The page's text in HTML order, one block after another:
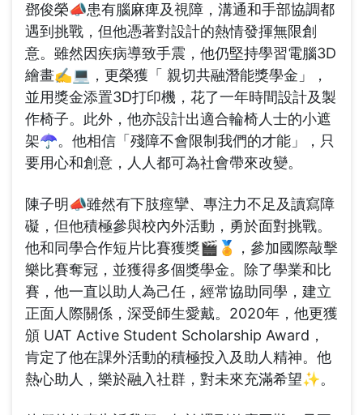
鄧俊榮📣患有腦麻痺及視障，溝通和手部協調都
遇到挑戰，但他憑著對設計的熱情發揮無限創
意。雖然因疾病導致手震，他仍堅持學習電腦3D
繪畫✍💻，更榮獲「 親切共融潛能獎學金」，
並用獎金添置3D打印機，花了一年時間設計及製
作椅子。此外，他亦設計出適合輪椅人士的小遮
架☂。他相信「殘障不會限制我們的才能」，只
要用心和創意，人人都可為社會帶來改變。
陳子明📣雖然有下肢痙攣、專注力不足及讀寫障
礙，但他積極參與校內外活動，勇於面對挑戰。
他和同學合作短片比賽獲獎🎬🏅，參加國際敲擊
樂比賽奪冠，並獲得多個獎學金。除了學業和比
賽，他一直以助人為己任，經常協助同學，建立
正面人際關係，深受師生愛戴。2020年，他更獲
頒 UAT Active Student Scholarship Award，
肯定了他在課外活動的積極投入及助人精神。他
熱心助人，樂於融入社群，對未來充滿希望✨。